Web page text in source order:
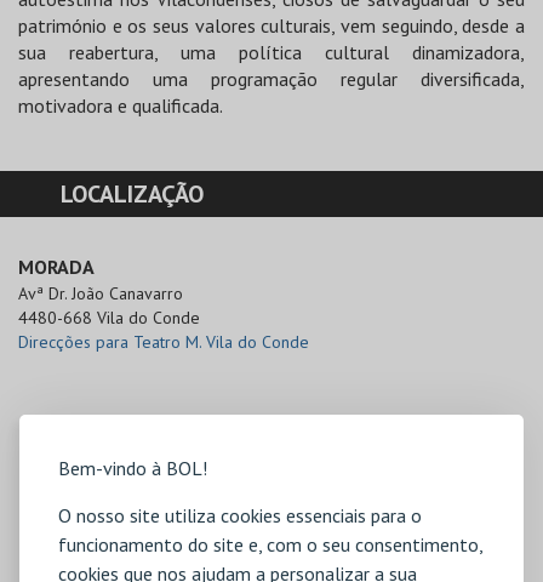
Bem-vindo à BOL!
O nosso site utiliza cookies essenciais para o
funcionamento do site e, com o seu consentimento,
cookies que nos ajudam a personalizar a sua
património e os seus valores culturais, vem seguindo, desde a
sua reabertura, uma política cultural dinamizadora,
apresentando uma programação regular diversificada,
motivadora e qualificada.
LOCALIZAÇÃO
MORADA
Avª Dr. João Canavarro
4480-668 Vila do Conde
Direcções para Teatro M. Vila do Conde